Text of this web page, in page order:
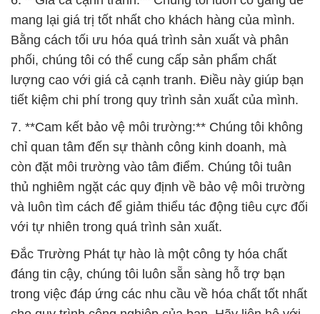
thủ nghiêm ngặt các quy định về bảo vệ môi trường
và luôn tìm cách để giảm thiểu tác động tiêu cực đối
với tự nhiên trong quá trình sản xuất.
Đắc Trường Phát tự hào là một công ty hóa chất
đáng tin cậy, chúng tôi luôn sẵn sàng hỗ trợ bạn
trong việc đáp ứng các nhu cầu về hóa chất tốt nhất
cho quy trình công nghiệp của bạn. Hãy liên hệ với
chúng tôi ngay hôm nay để biết thêm chi tiết về sản
phẩm và dịch vụ của chúng tôi. Chúng tôi hy vọng
được hợp tác với bạn trong tương lai gần.
# Cty cung ứng / phân phối hóa chất Magnesium
Chloride Þ Clorua Magnesium tại Long An
# Công ty phân phối ƒ bán hóa chất Magnesium
Chloride Þ Clorua Magnesium tại Long An
# Cung cấp ~ bán hóa chất Magnesium Chloride Þ